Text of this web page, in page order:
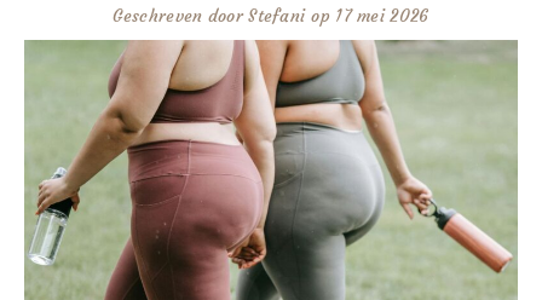
Geschreven doorStefani op 17 mei 2026